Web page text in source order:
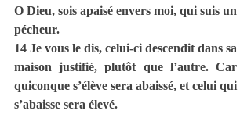
O Dieu, sois apaisé envers moi, qui suis un
pécheur.
14 Je vous le dis, celui-ci descendit dans sa
maison justifié, plutôt que l’autre. Car
quiconque s’élève sera abaissé, et celui qui
s’abaisse sera élevé.